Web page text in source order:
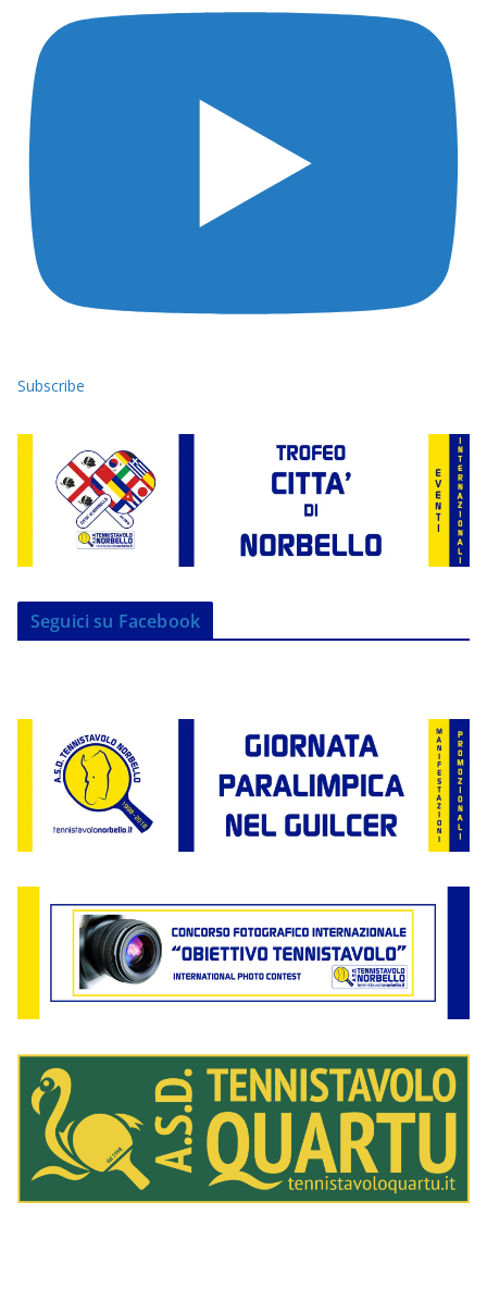
Subscribe
Seguici su Facebook